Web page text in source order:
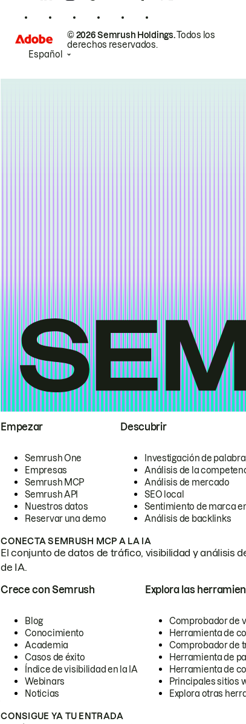
Empezar
Semrush One
Empresas
Semrush MCP
Semrush API
Nuestros datos
Reservar una demo
Descubrir
Investigación de
Análisis de la
Análisis de mercado
SEO local
Sentimiento de marca
Análisis de backlinks
CONECTA SEMRUSH MCP A LA IA
El conjunto de datos de tráfico, visibilidad y análisis
de IA.
Crece con Semrush
Blog
Conocimiento
Academia
Casos de éxito
Índice de visibilidad en la IA
Webinars
Noticias
Explora las
Comprobador de
Herramienta de
Comprobador de
Herramienta de
Herramienta de
Principales sitios
Explora otras
CONSIGUE YA TU ENTRADA
© 2026 Semrush Holdings.Todos los
derechos reservados.
Español